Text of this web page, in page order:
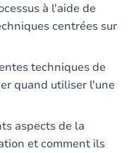
à l'aide de
centrées sur
techniques de
quand utiliser l'une
aspects de la
et comment ils